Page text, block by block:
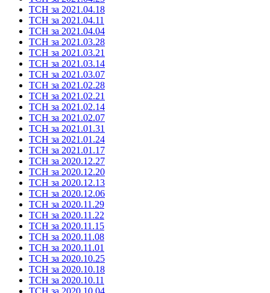
ТСН за 2021.04.18
ТСН за 2021.04.11
ТСН за 2021.04.04
ТСН за 2021.03.28
ТСН за 2021.03.21
ТСН за 2021.03.14
ТСН за 2021.03.07
ТСН за 2021.02.28
ТСН за 2021.02.21
ТСН за 2021.02.14
ТСН за 2021.02.07
ТСН за 2021.01.31
ТСН за 2021.01.24
ТСН за 2021.01.17
ТСН за 2020.12.27
ТСН за 2020.12.20
ТСН за 2020.12.13
ТСН за 2020.12.06
ТСН за 2020.11.29
ТСН за 2020.11.22
ТСН за 2020.11.15
ТСН за 2020.11.08
ТСН за 2020.11.01
ТСН за 2020.10.25
ТСН за 2020.10.18
ТСН за 2020.10.11
ТСН за 2020.10.04